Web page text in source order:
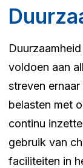
voldoen aan
streven
belasten met
continu
gebruik van
faciliteiten in